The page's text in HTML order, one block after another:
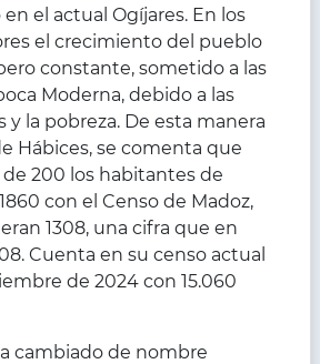
el actual Ogíjares. En los
el crecimiento del pueblo
constante, sometido a las
Moderna, debido a las
y la pobreza. De esta manera
Hábices, se comenta que
200 los habitantes de
con el Censo de Madoz,
1308, una cifra que en
Cuenta en su censo actual
de 2024 con 15.060
cambiado de nombre